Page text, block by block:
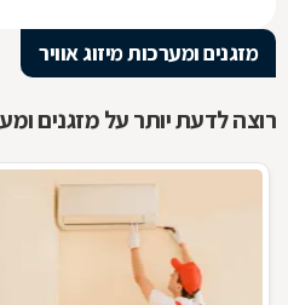
מזגנים ומערכות מיזוג אוויר